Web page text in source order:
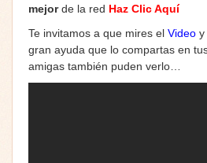
mejorde la red Haz Clic Aquí
Te invitamos a que mires el Video y
gran ayuda que lo compartas en
amigas también puden verlo…